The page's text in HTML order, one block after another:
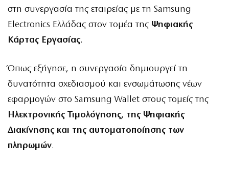
στη συνεργασία της εταιρείας με τη Samsung
Electronics Ελλάδας στον τομέα της Ψηφιακής
Κάρτας Εργασίας.
Όπως εξήγησε, η συνεργασία δημιουργεί τη
δυνατότητα σχεδιασμού και ενσωμάτωσης νέων
εφαρμογών στο Samsung Wallet στους τομείς της
Ηλεκτρονικής Τιμολόγησης, της Ψηφιακής
Διακίνησης και της αυτοματοποίησης των
πληρωμών.